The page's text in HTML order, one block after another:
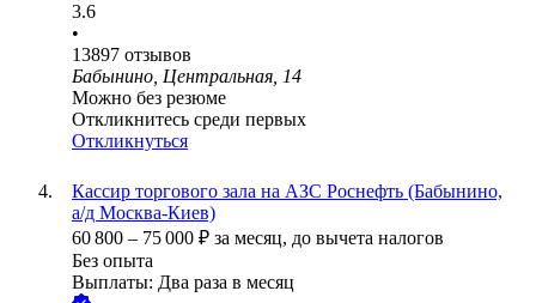
3.6
•
13897 отзывов
Бабынино, Центральная, 14
Можно без резюме
Откликнитесь среди первых
Откликнуться
Кассир торгового зала на АЗС Роснефть (Бабынино,
а/д Москва-Киев)
60 800 – 75 000 ₽ за месяц, до вычета налогов
Без опыта
Выплаты: Два раза в месяц